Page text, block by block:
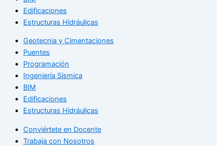
Edificaciones
Estructuras Hidráulicas
Geotecnia y Cimentaciones
Puentes
Programación
Ingeniería Sísmica
BIM
Edificaciones
Estructuras Hidráulicas
Conviértete en Docente
Trabaja con Nosotros